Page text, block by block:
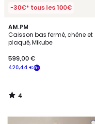
-30€* tous les 100€
AM.PM
Caisson bas fermé, chêne et
plaqué, Mikube
420,44 €
599,00 €
4
/
5
4
/